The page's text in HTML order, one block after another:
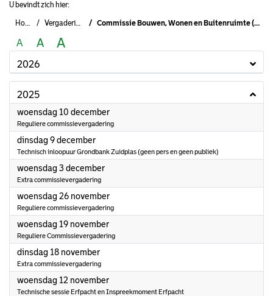
U bevindt zich hier:
Home Vergaderingen Commissie Bouwen, Wonen en Buitenruimte (2022-2026)
A A A
2026
2025
woensdag 10 december2025
Reguliere commissievergadering
dinsdag 9 december2025
Technisch inloopuur Grondbank Zuidplas (geen pers en geen publiek)
woensdag 3 december2025
Extra commissievergadering
woensdag 26 november2025
Reguliere commissievergadering
woensdag 19 november2025
Reguliere Commissievergadering
dinsdag 18 november2025
Extra commissievergadering
woensdag 12 november2025
Technische sessie Erfpacht en Inspreekmoment Erfpacht